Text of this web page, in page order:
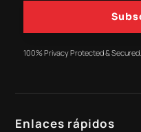
100% Privacy Protected &
Enlaces rápidos